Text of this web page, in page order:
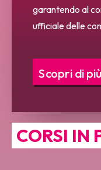
garantendo al
ufficiale delle
Scopri di più
CORSI IN